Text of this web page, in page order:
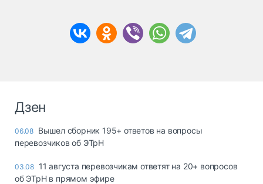
Дзен
06.08 Вышел сборник 195+ ответов на вопросы
перевозчиков об ЭТрН
03.08 11 августа перевозчикам ответят на 20+ вопросов
об ЭТрН в прямом эфире